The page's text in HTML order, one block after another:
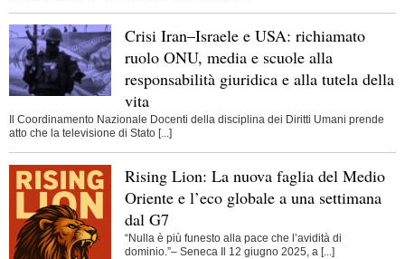
Crisi Iran–Israele e USA: richiamato
ruolo ONU, media e scuole alla
responsabilità giuridica e alla tutela della
vita
Il Coordinamento Nazionale Docenti della disciplina dei Diritti Umani prende
atto che la televisione di Stato [...]
Rising Lion: La nuova faglia del Medio
Oriente e l’eco globale a una settimana
dal G7
“Nulla è più funesto alla pace che l’avidità di
dominio.”– Seneca Il 12 giugno 2025, a [...]